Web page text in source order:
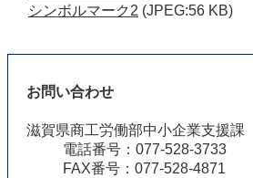
シンボルマーク2 (JPEG:56 KB)
お問い合わせ
滋賀県商工労働部中小企業支援課
電話番号：077-528-3733
FAX番号：077-528-4871